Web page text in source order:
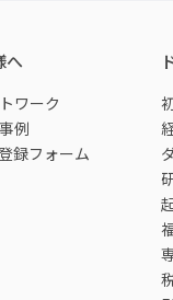
へ
ワーク
例
録フォーム